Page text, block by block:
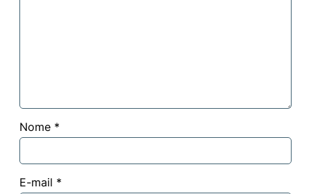
Nome *
E-mail *